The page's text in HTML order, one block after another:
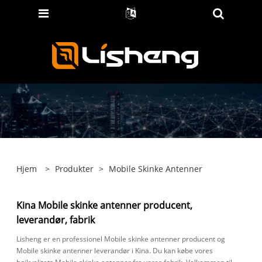
Hjem > Produkter > Mobile Skinke Antenner
Kina Mobile skinke antenner producent,
leverandør, fabrik
Lisheng er en professionel Mobile skinke antenner producent og
Mobile skinke antenner leverandør i Kina. Du kan købe vores